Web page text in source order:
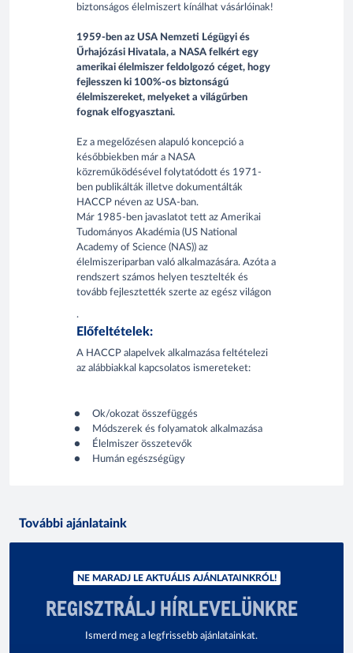
biztonságos élelmiszert kínálhat vásárlóinak!
1959-ben az USA Nemzeti Légügyi és
Űrhajózási Hivatala, a NASA felkért egy
amerikai élelmiszer feldolgozó céget, hogy
fejlesszen ki 100%-os biztonságú
élelmiszereket, melyeket a világűrben
fognak elfogyasztani.
Ez a megelőzésen alapuló koncepció a
későbbiekben már a NASA
közreműködésével folytatódott és 1971-
ben publikálták illetve dokumentálták
HACCP néven az USA-ban.
Már 1985-ben javaslatot tett az Amerikai
Tudományos Akadémia (US National
Academy of Science (NAS)) az
élelmiszeriparban való alkalmazására. Azóta a
rendszert számos helyen tesztelték és
tovább fejlesztették szerte az egész világon
.
Előfeltételek:
A HACCP alapelvek alkalmazása feltételezi
az alábbiakkal kapcsolatos ismereteket:
Ok/okozat összefüggés
Módszerek és folyamatok alkalmazása
Élelmiszer összetevők
Humán egészségügy
További ajánlataink
NE MARADJ LE AKTUÁLIS AJÁNLATAINKRÓL!
REGISZTRÁLJ HÍRLEVELÜNKRE
Ismerd meg a legfrissebb ajánlatainkat.